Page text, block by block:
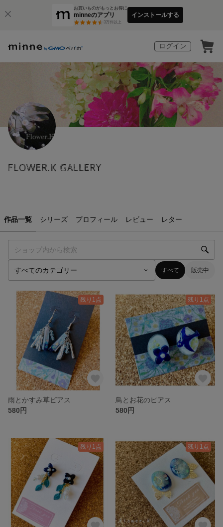
お買いものがもっとお得に
minneのアプリ
3万件以上
インストールする
ログイン
FLOWER.K GALLERY
作品一覧 シリーズ プロフィール レビュー レター
すべて 販売中
残り1点
雨とかすみ草ピアス
580円
残り1点
鳥とお花のピアス
580円
残り1点 残り1点